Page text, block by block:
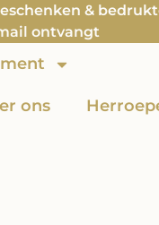
&
ontvangt
ons